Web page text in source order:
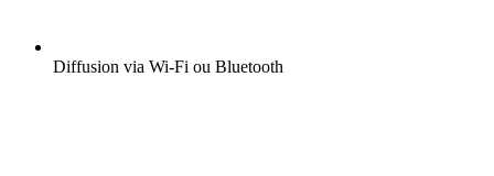
Diffusion via Wi-Fi ou Bluetooth